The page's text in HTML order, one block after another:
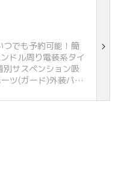
つでも予約可能！簡
ドル周り電装系タイ
サスペンション吸
ツ(ガード)外装パー
¥8,800ハンドガー